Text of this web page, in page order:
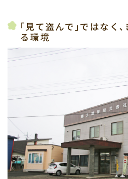
｢見て盗んで｣ではなく
る環境